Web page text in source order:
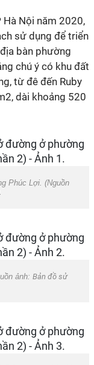
Nội năm 2020,
sử dụng để triển
bàn phường
chú ý có khu đất
từ đê đến Ruby
dài khoảng 520
Phúc Lợi. (Nguồn
ảnh: Bản đồ sử